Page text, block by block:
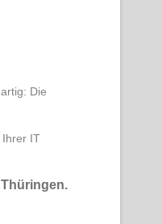
Die
Ihrer IT